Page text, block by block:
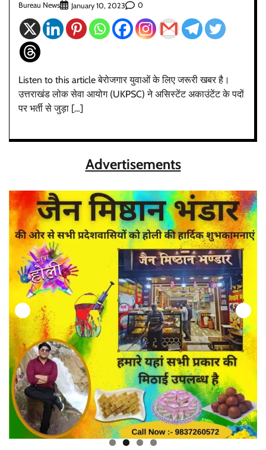
Bureau News January 10, 2023 0
Listen to this article बेरोजगार युवाओं के लिए जरूरी खबर है।
उत्तराखंड लोक सेवा आयोग (UKPSC) ने असिस्टेंट अकाउंटेंट के पदों
पर भर्ती से जुड़ा […]
Advertisements